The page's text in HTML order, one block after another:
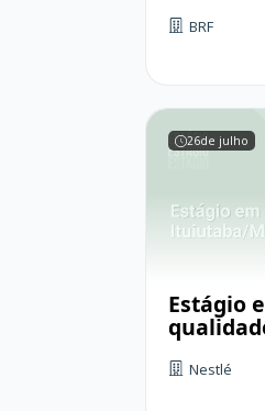
BRF
26de julho
Estágio
Nestlé